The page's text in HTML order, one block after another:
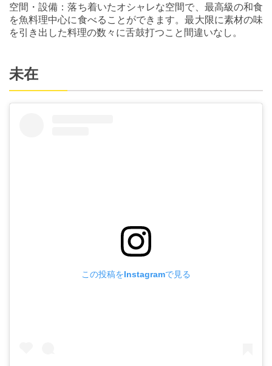
空間・設備：落ち着いたオシャレな空間で、最高級の和食
を魚料理中心に食べることができます。最大限に素材の味
を引き出した料理の数々に舌鼓打つこと間違いなし。
未在
この投稿をInstagramで見る